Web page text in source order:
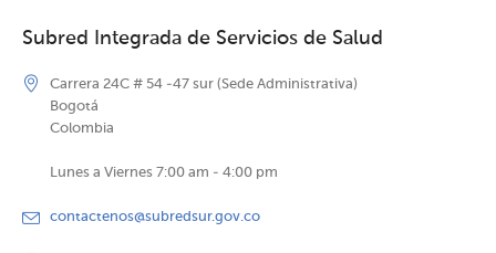
Subred Integrada de Servicios de Salud
Carrera 24C # 54 -47 sur (Sede Administrativa)
Bogotá
Colombia
Lunes a Viernes 7:00 am - 4:00 pm
contactenos@subredsur.gov.co